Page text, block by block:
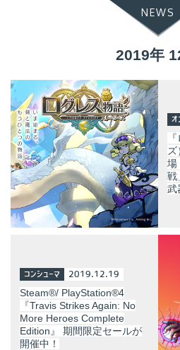
NEWS
2019年
オ
場
戦
武
コンシューマ 2019.12.19
Steam®/ PlayStation®4
『Travis Strikes Again: No
More Heroes Complete
Edition』 期間限定セールが
開催中！